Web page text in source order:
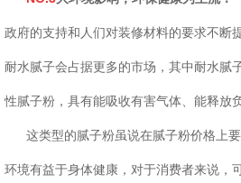
政府的支持和人们对装修材料的要求不断
耐水腻子会占据更多的市场，其中耐水腻
性腻子粉，具有能吸收有害气体、能释放
这类型的腻子粉虽说在腻子粉价格上要
环境有益于身体健康，对于消费者来说，